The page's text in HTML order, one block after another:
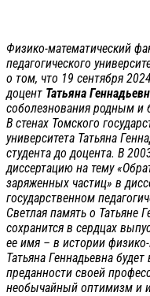
Физико-математический
педагогического
о том, что 19 сентября
доцент Татьяна
соболезнования родным и
В стенах Томского
университета Татьяна
студента до доцента. В
диссертацию на тему
заряженных частиц» в
государственном
Светлая память о Татьяне
сохранится в сердцах
ее имя – в истории физико-
Татьяна Геннадьевна
преданности своей
необычайный оптимизм и